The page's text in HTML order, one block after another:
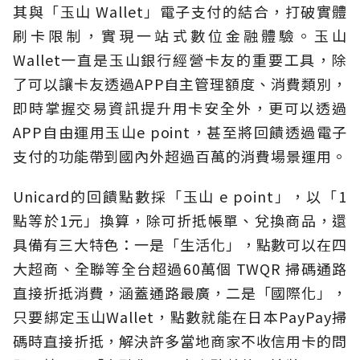
其與「玉山 Wallet」電子支付的結合，打破實體
刷卡限制，實現一站式數位金融體驗。玉山
Wallet一直是玉山銀行經營卡友的重要工具，除
了可以讓卡友透過APP自主管理額度、消費類別，
即時掌握交易資訊提升用卡安全外，更可以透過
APP自由運用玉山e point，甚至將回饋透過電子
支付的功能帶到國內外超過百萬的消費場景運用。
Unicard的回饋點數採「玉山 e point」，以「1
點等於1元」換算，除可折抵帳單、兌換商品，還
具備有三大特色：一是「生活化」，點數可以在四
大超商、全聯等全台超過60萬個 TWQR 掃碼通路
直接折抵消費，涵蓋通路最廣，二是「國際化」，
只要綁定玉山Wallet，點數就能在日本PayPay掃
碼時直接折抵，解決許多當地商家不收信用卡的問